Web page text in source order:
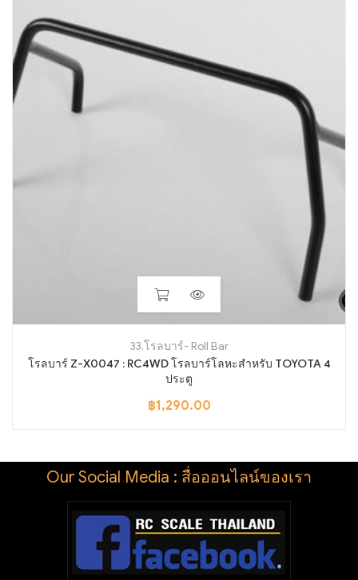
33.โรลบาร์- Roll Bar
โรลบาร์ Z-X0047 : RC4WD โรลบาร์โลหะสำหรับ TOYOTA 4
ประตู
฿1,290.00
Our Social Media : สื่อออนไลน์ของเรา